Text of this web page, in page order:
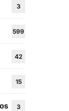
3
599
42
15
3